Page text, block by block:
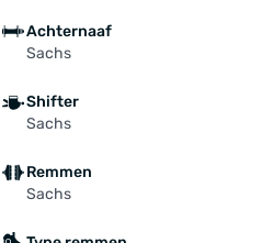
Achternaaf
Sachs
Shifter
Sachs
Remmen
Sachs